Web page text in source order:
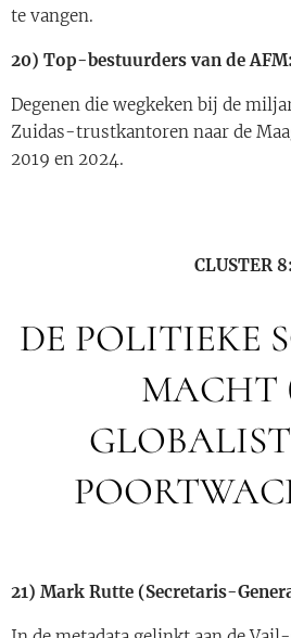
te vangen.
20) Top-bestuurders van de AFM:
Degenen die wegkeken bij de
Zuidas-trustkantoren naar de
2019 en 2024.
CLUSTER 8:
DE POLITIEKE
MACHT
21) Mark Rutte (Secretaris-